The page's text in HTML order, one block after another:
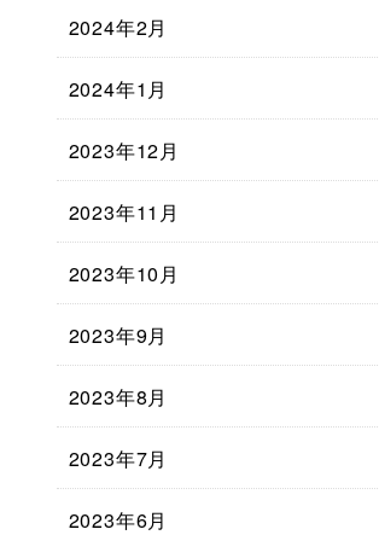
2024年2月
2024年1月
2023年12月
2023年11月
2023年10月
2023年9月
2023年8月
2023年7月
2023年6月